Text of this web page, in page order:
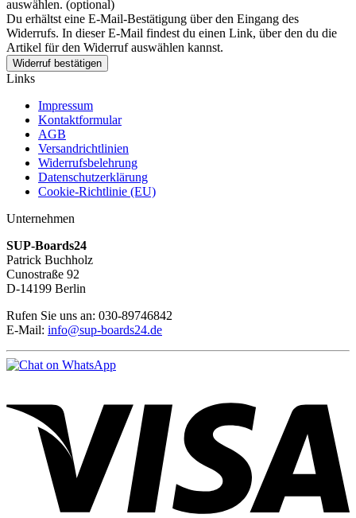
auswählen. (optional)
Du erhältst eine E-Mail-Bestätigung über den Eingang des
Widerrufs. In dieser E-Mail findest du einen Link, über den du die
Artikel für den Widerruf auswählen kannst.
Widerruf bestätigen
Links
Impressum
Kontaktformular
AGB
Versandrichtlinien
Widerrufsbelehrung
Datenschutzerklärung
Cookie-Richtlinie (EU)
Unternehmen
SUP-Boards24
Patrick Buchholz
Cunostraße 92
D-14199 Berlin
Rufen Sie uns an: 030-89746842
E-Mail: info@sup-boards24.de